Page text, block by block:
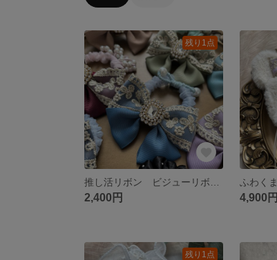
残り1点
2,400円 4,900円
残り1点